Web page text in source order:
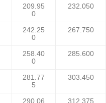
209.95
0
232.050
242.25
0
267.750
258.40
0
285.600
281.77
5
303.450
290.06 312.375